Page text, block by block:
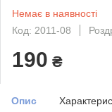
Немає в наявності
Код: 2011-08
190 ₴
Опис